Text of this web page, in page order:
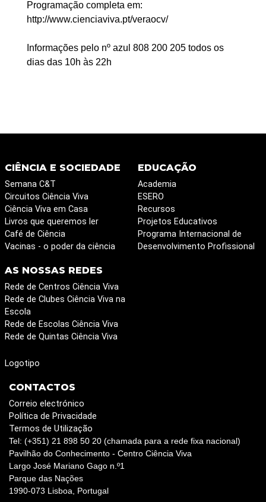
Programação completa em:
http://www.cienciaviva.pt/veraocv/
Informações pelo nº azul 808 200 205 todos os
dias das 10h às 22h
CIÊNCIA E SOCIEDADE
Semana C&T
Circuitos Ciência Viva
Ciência Viva em Casa
Livros que queremos ler
Café de Ciência
Vacinas - o poder da ciência
EDUCAÇÃO
Academia
ESERO
Recursos
Projetos Educativos
Programa Internacional de
Desenvolvimento Profissional
AS NOSSAS REDES
Rede de Centros Ciência Viva
Rede de Clubes Ciência Viva na
Escola
Rede de Escolas Ciência Viva
Rede de Quintas Ciência Viva
Logotipo
CONTACTOS
Correio electrónico
Política de Privacidade
Termos de Utilização
Tel: (+351) 21 898 50 20 (chamada para a rede fixa nacional)
Pavilhão do Conhecimento - Centro Ciência Viva
Largo José Mariano Gago n.º1
Parque das Nações
1990-073 Lisboa, Portugal